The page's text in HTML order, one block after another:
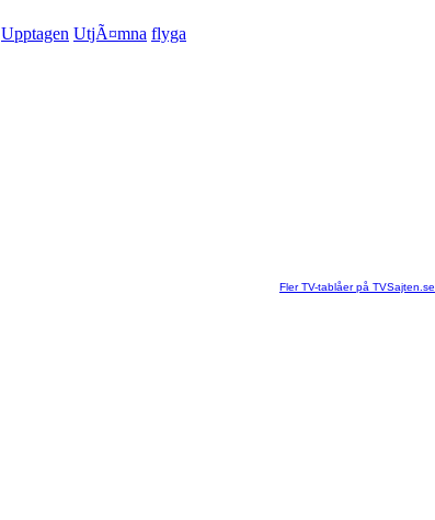
Upptagen UtjÃ¤mna flyga
Fler TV-tablåer på TVSajten.se